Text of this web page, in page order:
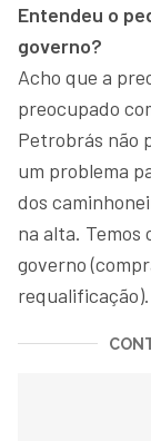
Entendeu o
governo?
Acho que a
preocupado
Petrobrás não
um problema
dos
na alta. Temos
governo
requalificação).